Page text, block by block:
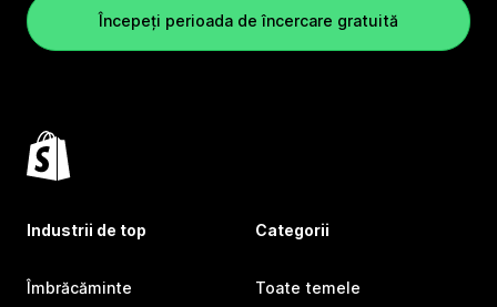
Începeți perioada de încercare gratuită
Industrii de top
Îmbrăcăminte
Categorii
Toate temele